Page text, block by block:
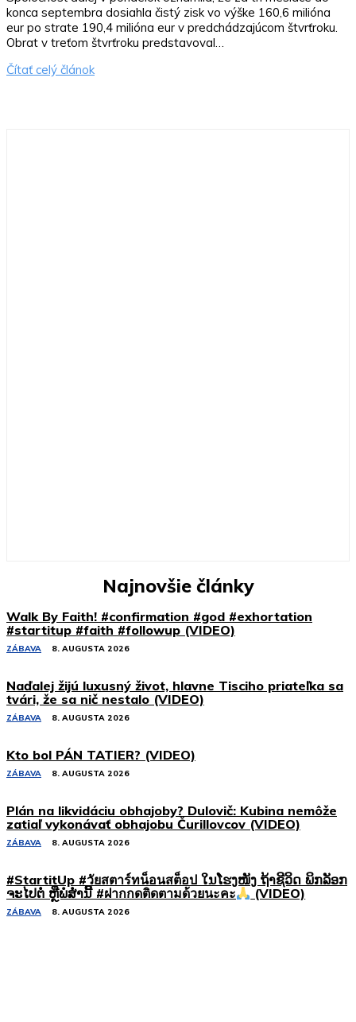
konca septembra dosiahla čistý zisk vo výške 160,6 milióna
eur po strate 190,4 milióna eur v predchádzajúcom štvrťroku.
Obrat v treťom štvrťroku predstavoval…
Čítať celý článok
Najnovšie články
Walk By Faith! #confirmation #god #exhortation
#startitup #faith #followup (VIDEO)
ZÁBAVA 8. AUGUSTA 2026
Naďalej žijú luxusný život, hlavne Tisciho priateľka sa
tvári, že sa nič nestalo (VIDEO)
ZÁBAVA 8. AUGUSTA 2026
Kto bol PÁN TATIER? (VIDEO)
ZÁBAVA 8. AUGUSTA 2026
Plán na likvidáciu obhajoby? Dulovič: Kubina nemôže
zatiaľ vykonávať obhajobu Čurillovcov (VIDEO)
ZÁBAVA 8. AUGUSTA 2026
#StartitUp #วัยสตาร์ทน็อนสต็อป ໃນໂຮງໜັງ ຖ້າຊີວິດ ພິກລັອກ
ຈະໄປຕໍ່ ຫຼືພໍສໍ່ານີ້ #ฝากกดติดตามด้วยนะคะ
(VIDEO)
ZÁBAVA 8. AUGUSTA 2026